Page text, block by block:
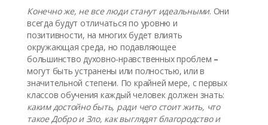
Конечно же, не все люди станут идеальными. Они
всегда будут отличаться по уровню и
позитивности, на многих будет влиять
окружающая среда, но подавляющее
большинство духовно-нравственных проблем –
могут быть устранены или полностью, или в
значительной степени. По крайней мере, с первых
классов обучения каждый человек должен знать:
каким достойно быть, ради чего стоит жить, что
такое Добро и Зло, как выглядят благородство и